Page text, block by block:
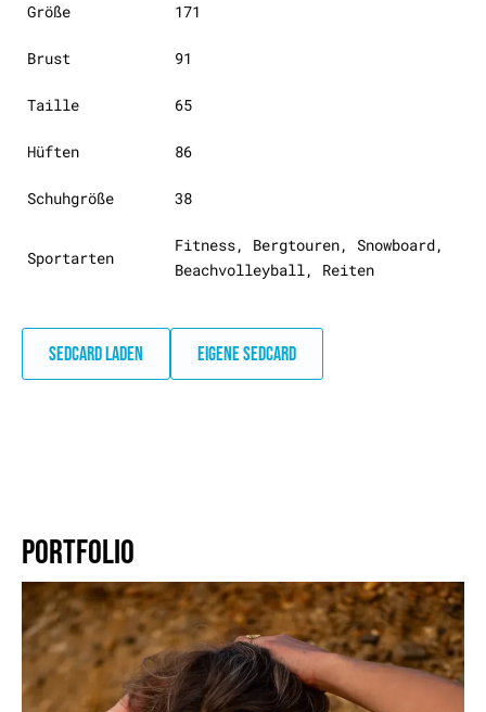
Größe 171
Brust 91
Taille 65
Hüften 86
Schuhgröße 38
Sportarten
Fitness, Bergtouren, Snowboard,
Beachvolleyball, Reiten
SEDCARD LADEN EIGENE SEDCARD
PORTFOLIO